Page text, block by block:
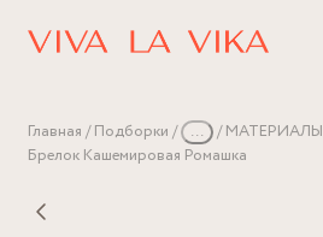
Главная Подборки ... МАТЕРИАЛЫ
Брелок Кашемировая Ромашка